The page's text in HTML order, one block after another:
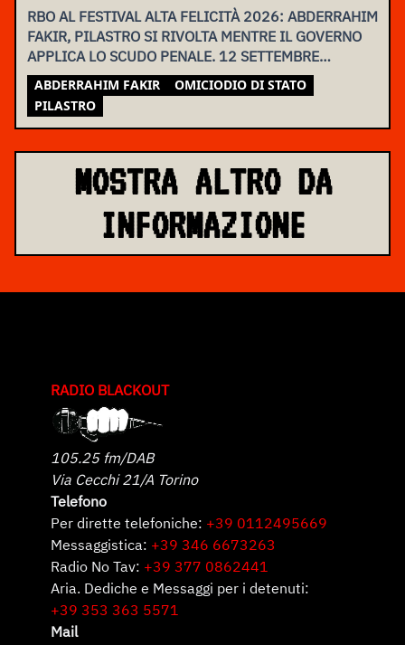
RBO AL FESTIVAL ALTA FELICITÀ 2026: ABDERRAHIM
FAKIR, PILASTRO SI RIVOLTA MENTRE IL GOVERNO
APPLICA LO SCUDO PENALE. 12 SETTEMBRE
ASSEMBLEA NAZIONALE
ABDERRAHIM FAKIR
OMICIODIO DI STATO
PILASTRO
MOSTRA ALTRO DA
INFORMAZIONE
RADIO BLACKOUT
105.25 fm/DAB
Via Cecchi 21/A Torino
Telefono
Per dirette telefoniche: +39 0112495669
Messaggistica: +39 346 6673263
Radio No Tav: +39 377 0862441
Aria. Dediche e Messaggi per i detenuti:
+39 353 363 5571
Mail